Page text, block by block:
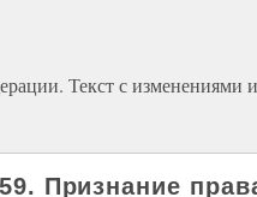
Текст с изменениями
Признание